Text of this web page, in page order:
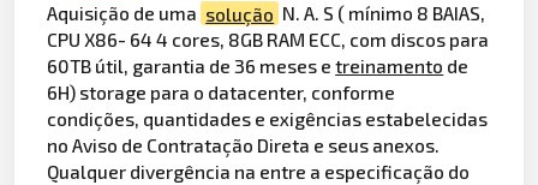
Aquisição de uma solução N. A. S ( mínimo 8 BAIAS,
CPU X86- 64 4 cores, 8GB RAM ECC, com discos para
60TB útil, garantia de 36 meses etreinamento de
6H) storage para o datacenter, conforme
condições, quantidades e exigências estabelecidas
no Aviso de Contratação Direta e seus anexos.
Qualquer divergência na entre a especificação do